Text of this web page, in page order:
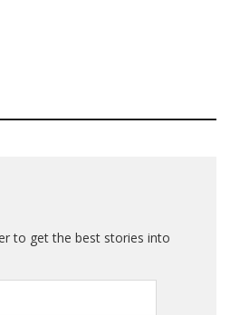
to get the best stories into